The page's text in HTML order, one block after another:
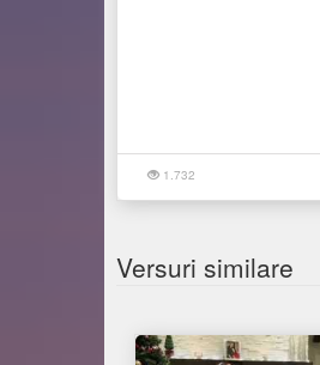
1.732
Versuri similare